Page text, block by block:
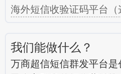
海外短信收验证码平台（
我们能做什么？
万商超信短信群发平台